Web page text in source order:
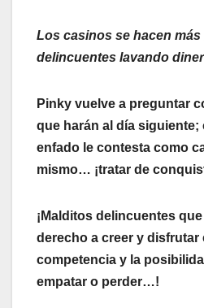
Los casinos se hacen
delincuentes lavando
Pinky vuelve a preguntar
que harán al día
enfado le contesta como
mismo… ¡tratar de
¡Malditos delincuentes
derecho a creer y disfrutar
competencia y la
empatar o perder…!